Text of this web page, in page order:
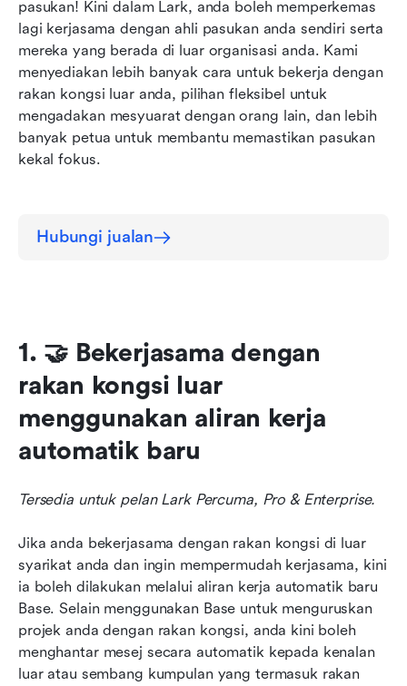
pasukan! Kini dalam Lark, anda boleh memperkemas
lagi kerjasama dengan ahli pasukan anda sendiri serta
mereka yang berada di luar organisasi anda. Kami
menyediakan lebih banyak cara untuk bekerja dengan
rakan kongsi luar anda, pilihan fleksibel untuk
mengadakan mesyuarat dengan orang lain, dan lebih
banyak petua untuk membantu memastikan pasukan
kekal fokus.
Hubungi jualan
1. 🤝 Bekerjasama dengan
rakan kongsi luar
menggunakan aliran kerja
automatik baru
Tersedia untuk pelan Lark Percuma, Pro & Enterprise.
Jika anda bekerjasama dengan rakan kongsi di luar
syarikat anda dan ingin mempermudah kerjasama, kini
ia boleh dilakukan melalui aliran kerja automatik baru
Base. Selain menggunakan Base untuk menguruskan
projek anda dengan rakan kongsi, anda kini boleh
menghantar mesej secara automatik kepada kenalan
luar atau sembang kumpulan yang termasuk rakan
4. 🔦 Fokuskan perbincangan sekitar komen
melalui Mod Sorotan
5. 📝 Kategorikan, pecahkan, dan jejak tugasan
dengan lebih baik